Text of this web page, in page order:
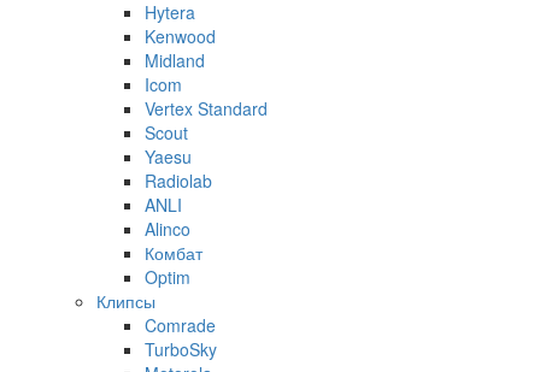
Hytera
Kenwood
Midland
Icom
Vertex Standard
Scout
Yaesu
Radiolab
ANLI
Alinco
Комбат
Optim
Клипсы
Comrade
TurboSky